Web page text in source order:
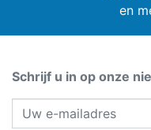
en
Schrijf u in op onze